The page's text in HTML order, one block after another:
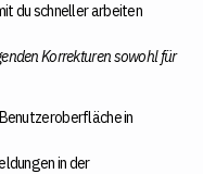
du schneller arbeiten
Korrekturen sowohl für
in
in der